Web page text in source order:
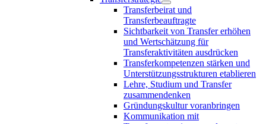
Transferbeirat und
Transferbeauftragte
Sichtbarkeit von Transfer erhöhen
und Wertschätzung für
Transferaktivitäten ausdrücken
Transferkompetenzen stärken und
Unterstützungsstrukturen etablieren
Lehre, Studium und Transfer
zusammendenken
Gründungskultur voranbringen
Kommunikation mit